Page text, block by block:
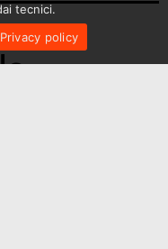
tecnici.
Privacy policy